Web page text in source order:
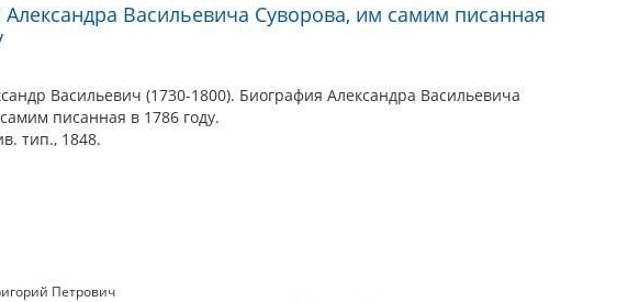
Васильевича Суворова, им самим писанная
Васильевич (1730-1800). Биография Александра Васильевича
писанная в 1786 году.
тип., 1848.
Петрович